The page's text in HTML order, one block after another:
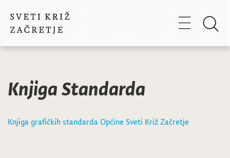
Knjiga Standarda
Knjiga grafičkih standarda Općine Sveti Križ Začretje